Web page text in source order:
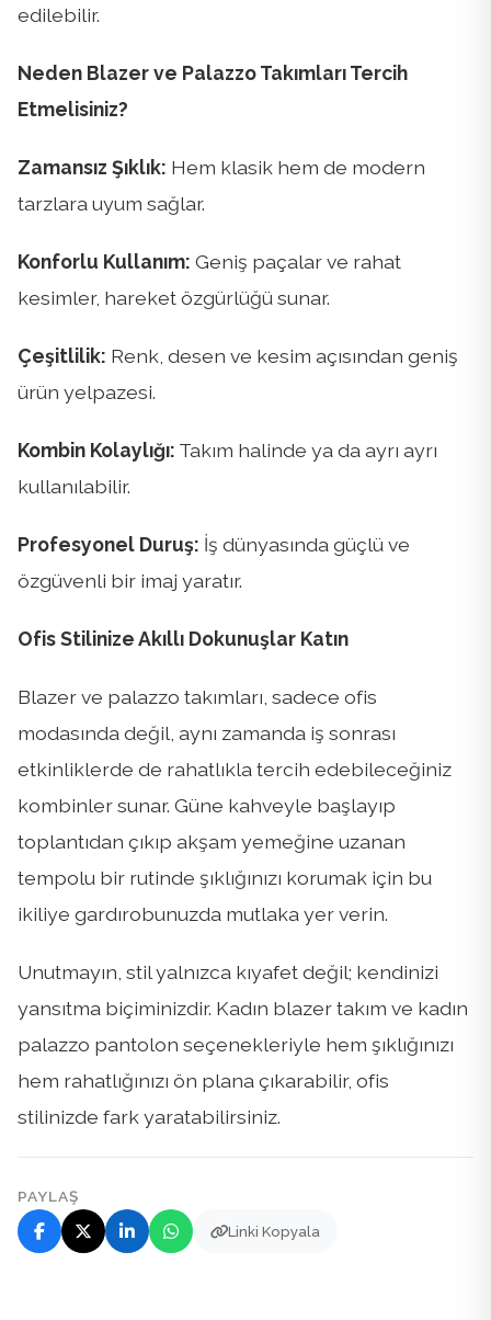
edilebilir.
Neden Blazer ve Palazzo Takımları Tercih
Etmelisiniz?
Zamansız Şıklık: Hem klasik hem de modern
tarzlara uyum sağlar.
Konforlu Kullanım: Geniş paçalar ve rahat
kesimler, hareket özgürlüğü sunar.
Çeşitlilik: Renk, desen ve kesim açısından geniş
ürün yelpazesi.
Kombin Kolaylığı: Takım halinde ya da ayrı ayrı
kullanılabilir.
Profesyonel Duruş: İş dünyasında güçlü ve
özgüvenli bir imaj yaratır.
Ofis Stilinize Akıllı Dokunuşlar Katın
Blazer ve palazzo takımları, sadece ofis
modasında değil, aynı zamanda iş sonrası
etkinliklerde de rahatlıkla tercih edebileceğiniz
kombinler sunar. Güne kahveyle başlayıp
toplantıdan çıkıp akşam yemeğine uzanan
tempolu bir rutinde şıklığınızı korumak için bu
ikiliye gardırobunuzda mutlaka yer verin.
Unutmayın, stil yalnızca kıyafet değil; kendinizi
yansıtma biçiminizdir. Kadın blazer takım ve kadın
palazzo pantolon seçenekleriyle hem şıklığınızı
hem rahatlığınızı ön plana çıkarabilir, ofis
stilinizde fark yaratabilirsiniz.
PAYLAŞ
Linki Kopyala